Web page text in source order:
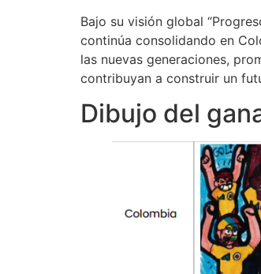
Bajo su visión global
continúa consolidando en
las nuevas generaciones,
contribuyan a construir un
Dibujo del